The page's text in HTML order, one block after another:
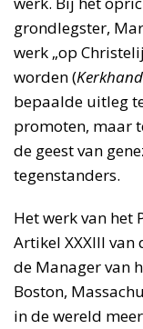
grondlegster,
werk „op
worden (
bepaalde uitleg
promoten, maar
de geest van
tegenstanders.
Het werk van het
Artikel XXXIII van
de Manager van
Boston,
in de wereld